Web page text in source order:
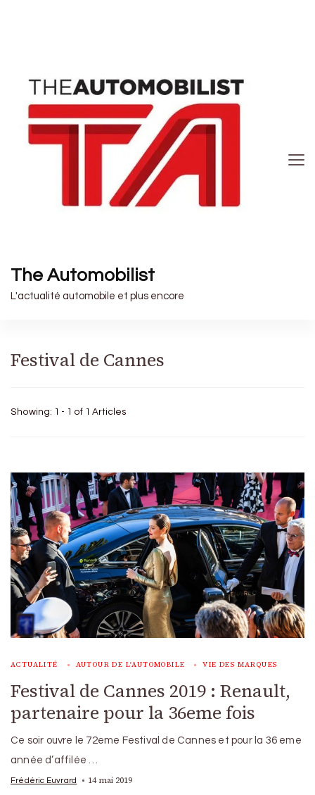
The Automobilist
L'actualité automobile et plus encore
Festival de Cannes
Showing: 1 - 1 of 1 Articles
ACTUALITÉ AUTOUR DE L'AUTOMOBILE VIE DES MARQUES
Festival de Cannes 2019 : Renault,
partenaire pour la 36eme fois
Ce soir ouvre le 72eme Festival de Cannes et pour la 36 eme
année d’affilée …
Frédéric Euvrard 14 mai 2019